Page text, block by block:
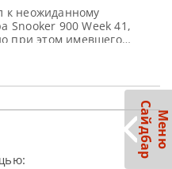
к неожиданному
Snooker 900 Week 41,
при этом имевшего
турнир Snooker 900.
своим странным
когда все пять
М
е
н
ю
Са
й
д
б
а
р